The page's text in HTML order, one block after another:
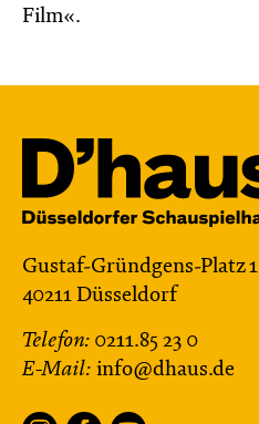
Film«.
Gustaf-Gründgens-Platz 1
40211 Düsseldorf
Telefon: 0211.85 23 0
E-Mail: info@dhaus.de